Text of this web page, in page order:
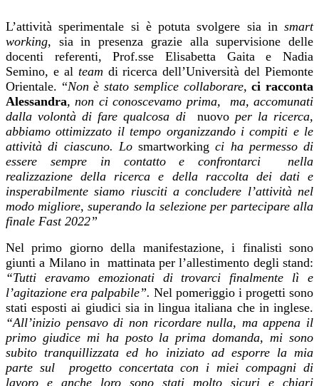
L’attività sperimentale si è potuta svolgere sia in smart
working, sia in presenza grazie alla supervisione delle
docenti referenti, Prof.sse Elisabetta Gaita e Nadia
Semino, e al team di ricerca dell’Università del Piemonte
Orientale. “Non è stato semplice collaborare,ci racconta
Alessandra, non ci conoscevamo prima, ma, accomunati
dalla volontà di fare qualcosa di
nuovo per la ricerca,
abbiamo ottimizzato il tempo organizzando i compiti e le
attività di ciascuno. Lo smartworking ci ha permesso di
essere sempre in contatto e confrontarci nella
realizzazione della ricerca e della raccolta dei dati e
insperabilmente siamo riusciti a concludere l’attività nel
modo migliore, superando la selezione per partecipare alla
finale Fast 2022”
Nel primo giorno della manifestazione, i finalisti sono
giunti a Milano in mattinata per l’allestimento degli stand:
“Tutti eravamo emozionati di trovarci finalmente lì e
l’agitazione era palpabile”. Nel pomeriggio i progetti sono
stati esposti ai giudici sia in lingua italiana che in inglese.
“All’inizio pensavo di non ricordare nulla, ma appena il
primo giudice mi ha posto la prima domanda, mi sono
subito tranquillizzata ed ho iniziato ad esporre la mia
parte sul progetto concertata con i miei compagni di
lavoro e anche loro sono stati molto sicuri e chiari